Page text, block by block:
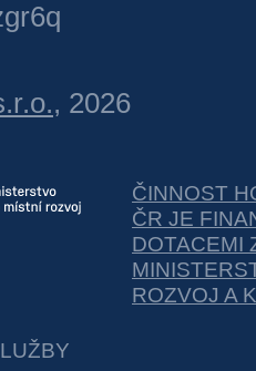
, 2026
ČINNOST
ČR JE
DOTACEMI
ROZVOJ A